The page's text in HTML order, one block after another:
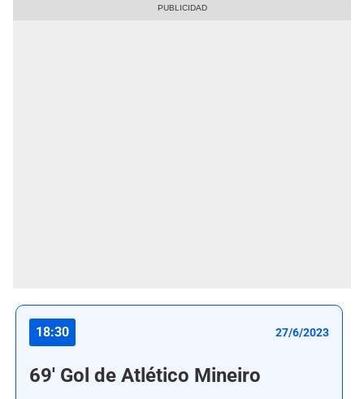
18:30 27/6/2023
69' Gol de Atlético Mineiro